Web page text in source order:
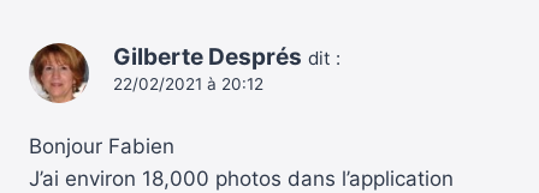
Gilberte Després dit :
22/02/2021 à 20:12
Bonjour Fabien
J’ai environ 18,000 photos dans l’application